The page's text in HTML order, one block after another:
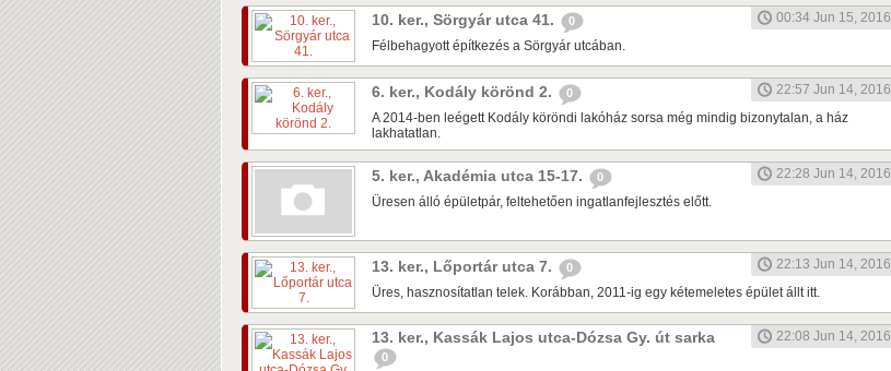
10. ker., Sörgyár utca 41. 0
00:34 Jun 15, 2016
Félbehagyott építkezés a Sörgyár utcában.
6. ker., Kodály körönd 2. 0
22:57 Jun 14, 2016
A 2014-ben leégett Kodály köröndi lakóház sorsa még mindig bizonytalan, a ház
lakhatatlan.
5. ker., Akadémia utca 15-17. 0
22:28 Jun 14, 2016
Üresen álló épületpár, feltehetően ingatlanfejlesztés előtt.
13. ker., Lőportár utca 7. 0
22:13 Jun 14, 2016
Üres, hasznosítatlan telek. Korábban, 2011-ig egy kétemeletes épület állt itt.
13. ker., Kassák Lajos utca-Dózsa Gy. út sarka
0
22:08 Jun 14, 2016